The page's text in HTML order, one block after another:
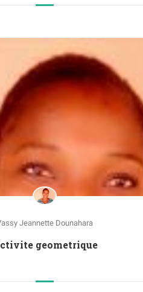
Jeannette Dounahara
Activite geometrique